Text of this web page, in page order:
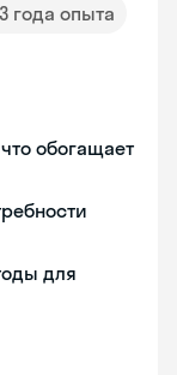
3 года опыта
обогащает
для